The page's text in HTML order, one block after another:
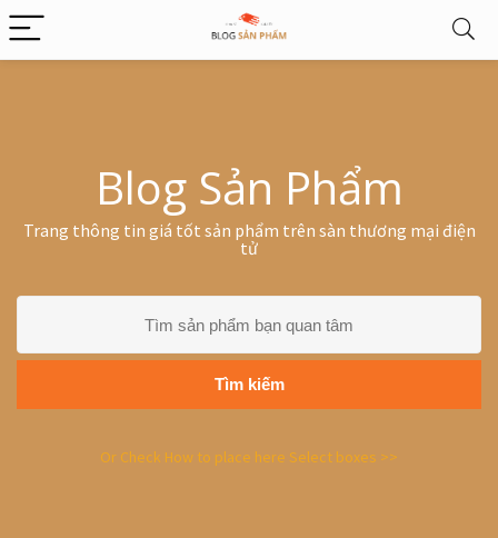
Blog Sản Phẩm
Trang thông tin giá tốt sản phẩm trên sàn thương mại điện
tử
Tìm kiếm
Or Check How to place here Select boxes >>